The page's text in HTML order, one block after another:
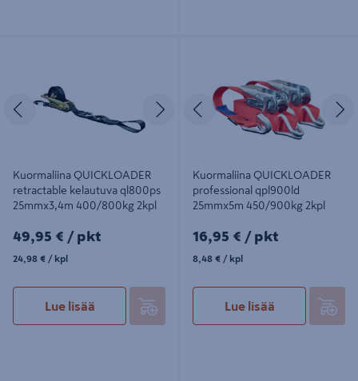
Edellinen Seuraava
Kuormaliina QUICKLOADER
retractable kelautuva ql800ps
25mmx3,4m 400/800kg 2kpl
49,95€/pkt
49,95 € / pkt
24,98€/kpl
24,98 € / kpl
Lue lisää
Edellinen
Kuormaliina QUICKLOADER
professional qpl900ld
25mmx5m 450/900kg 2kpl
16,95€/pkt
16,95 € / pkt
8,48€/kpl
8,48 € / kpl
Lue lisää